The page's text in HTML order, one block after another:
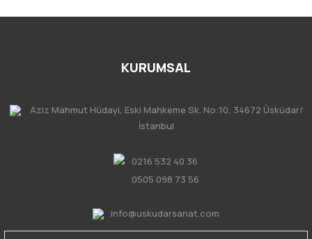
KURUMSAL
Aziz Mahmut Hüdayi, Eski Mahkeme Sk. No:10, 34672 Üsküdar/
İstanbul
0216 532 40 36
0505 098 73 56
info@uskudarsanat.com